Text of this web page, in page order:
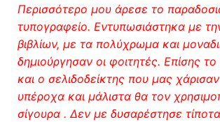
Περισσότερο μου άρεσε το
τυπογραφείο. Εντυπωσιάστηκα με
βιβλίων, με τα πολύχρωμα και
δημιούργησαν οι φοιτητές. Επίσης
και ο σελιδοδείκτης που μας
υπέροχα και μάλιστα θα τον
σίγουρα . Δεν με δυσαρέστησε